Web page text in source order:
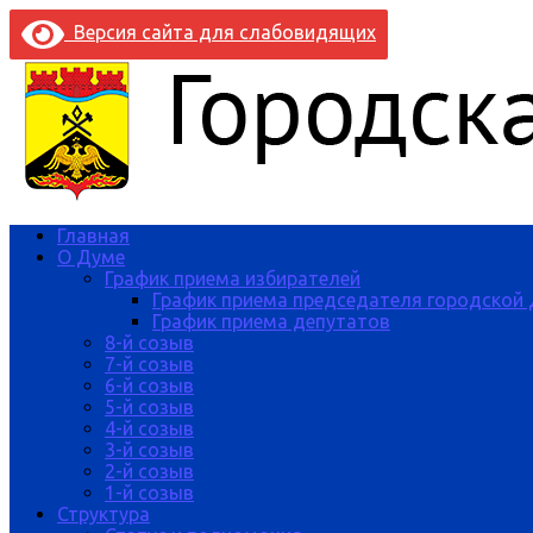
Версия сайта для слабовидящих
Главная
О Думе
График приема избирателей
График приема председателя
График приема депутатов
8-й созыв
7-й созыв
6-й созыв
5-й созыв
4-й созыв
3-й созыв
2-й созыв
1-й созыв
Структура